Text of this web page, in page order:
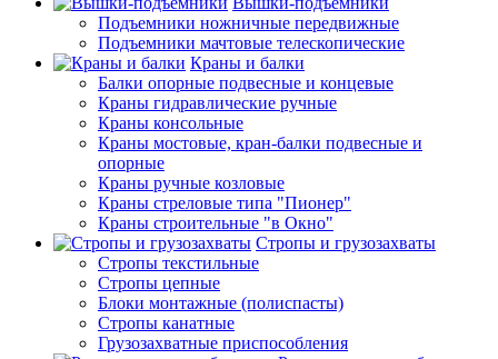
Подъемники ножничные передвижные
Подъемники мачтовые телескопические
Краны и балки
Балки опорные подвесные и концевые
Краны гидравлические ручные
Краны консольные
Краны мостовые, кран-балки подвесные и
опорные
Краны ручные козловые
Краны стреловые типа "Пионер"
Краны строительные "в Окно"
Стропы и грузозахваты
Стропы текстильные
Стропы цепные
Блоки монтажные (полиспасты)
Стропы канатные
Грузозахватные приспособления